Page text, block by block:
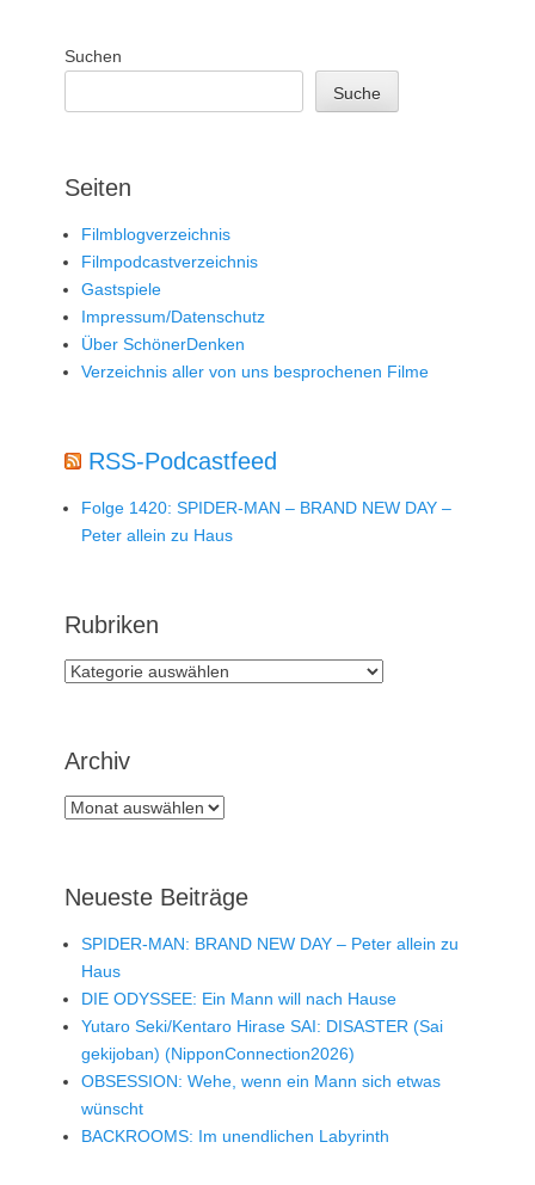
Suchen
Suche
Seiten
Filmblogverzeichnis
Filmpodcastverzeichnis
Gastspiele
Impressum/Datenschutz
Über SchönerDenken
Verzeichnis aller von uns besprochenen Filme
RSS-Podcastfeed
Folge 1420: SPIDER-MAN – BRAND NEW DAY –
Peter allein zu Haus
Rubriken
Rubriken
Archiv
Archiv
Neueste Beiträge
SPIDER-MAN: BRAND NEW DAY – Peter allein zu
Haus
DIE ODYSSEE: Ein Mann will nach Hause
Yutaro Seki/Kentaro Hirase SAI: DISASTER (Sai
gekijoban) (NipponConnection2026)
OBSESSION: Wehe, wenn ein Mann sich etwas
wünscht
BACKROOMS: Im unendlichen Labyrinth